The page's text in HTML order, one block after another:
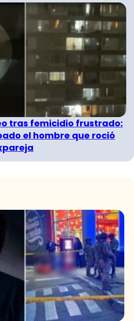
tras femicidio frustrado:
el hombre que roció